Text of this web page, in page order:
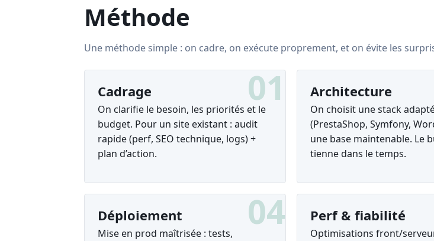
Méthode
Une méthode simple : on cadre, on exécute proprement, et on évite les
01
Cadrage
On clarifie le besoin, les priorités et le
budget. Pour un site existant : audit
rapide (perf, SEO technique, logs) +
plan d’action.
Architecture
On choisit une stack
(PrestaShop, Symfony,
une base maintenable. Le
tienne dans le temps.
04
Déploiement
Mise en prod maîtrisée : tests,
Perf & fiabilité
Optimisations front/